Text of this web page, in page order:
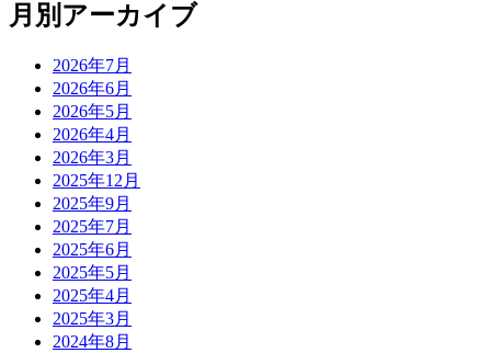
月別アーカイブ
2026年7月
2026年6月
2026年5月
2026年4月
2026年3月
2025年12月
2025年9月
2025年7月
2025年6月
2025年5月
2025年4月
2025年3月
2024年8月